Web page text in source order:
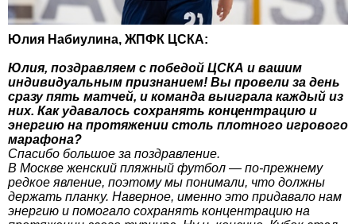
Юлия Набиулина, ЖПФК ЦСКА:
Юлия, поздравляем с победой ЦСКА и вашим
индивидуальным признанием! Вы провели за день
сразу пять матчей, и команда выиграла каждый из
них. Как удавалось сохранять концентрацию и
энергию на протяжении столь плотного игрового
марафона?
Спасибо большое за поздравление.
В Москве женский пляжный футбол — по-прежнему
редкое явление, поэтому мы понимали, что должны
держать планку. Наверное, именно это придавало нам
энергию и помогало сохранять концентрацию на